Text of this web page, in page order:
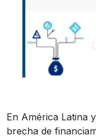
En América Latina
brecha de